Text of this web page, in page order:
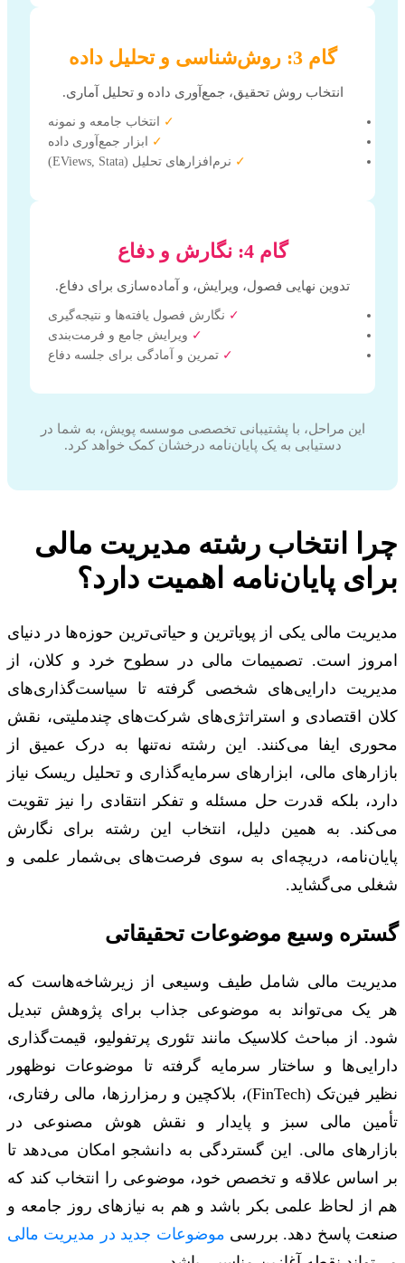
گام 3: روش‌شناسی و تحلیل داده
انتخاب روش تحقیق، جمع‌آوری داده و تحلیل آماری.
✓ انتخاب جامعه و نمونه
✓ ابزار جمع‌آوری داده
✓ نرم‌افزارهای تحلیل (EViews, Stata)
گام 4: نگارش و دفاع
تدوین نهایی فصول، ویرایش، و آماده‌سازی برای دفاع.
✓ نگارش فصول یافته‌ها و نتیجه‌گیری
✓ ویرایش جامع و فرمت‌بندی
✓ تمرین و آمادگی برای جلسه دفاع
این مراحل، با پشتیبانی تخصصی موسسه پویش، به شما در
دستیابی به یک پایان‌نامه درخشان کمک خواهد کرد.
چرا انتخاب رشته مدیریت مالی
برای پایان‌نامه اهمیت دارد؟
مدیریت مالی یکی از پویاترین و حیاتی‌ترین حوزه‌ها در دنیای
امروز است. تصمیمات مالی در سطوح خرد و کلان، از
مدیریت دارایی‌های شخصی گرفته تا سیاست‌گذاری‌های
کلان اقتصادی و استراتژی‌های شرکت‌های چندملیتی، نقش
محوری ایفا می‌کنند. این رشته نه‌تنها به درک عمیق از
بازارهای مالی، ابزارهای سرمایه‌گذاری و تحلیل ریسک نیاز
دارد، بلکه قدرت حل مسئله و تفکر انتقادی را نیز تقویت
می‌کند. به همین دلیل، انتخاب این رشته برای نگارش
پایان‌نامه، دریچه‌ای به سوی فرصت‌های بی‌شمار علمی و
شغلی می‌گشاید.
گستره وسیع موضوعات تحقیقاتی
مدیریت مالی شامل طیف وسیعی از زیرشاخه‌هاست که
هر یک می‌تواند به موضوعی جذاب برای پژوهش تبدیل
شود. از مباحث کلاسیک مانند تئوری پرتفولیو، قیمت‌گذاری
دارایی‌ها و ساختار سرمایه گرفته تا موضوعات نوظهور
نظیر فین‌تک (FinTech)، بلاکچین و رمزارزها، مالی رفتاری،
تأمین مالی سبز و پایدار و نقش هوش مصنوعی در
بازارهای مالی. این گستردگی به دانشجو امکان می‌دهد تا
بر اساس علاقه و تخصص خود، موضوعی را انتخاب کند که
هم از لحاظ علمی بکر باشد و هم به نیازهای روز جامعه و
صنعت پاسخ دهد. بررسی موضوعات جدید در مدیریت مالی